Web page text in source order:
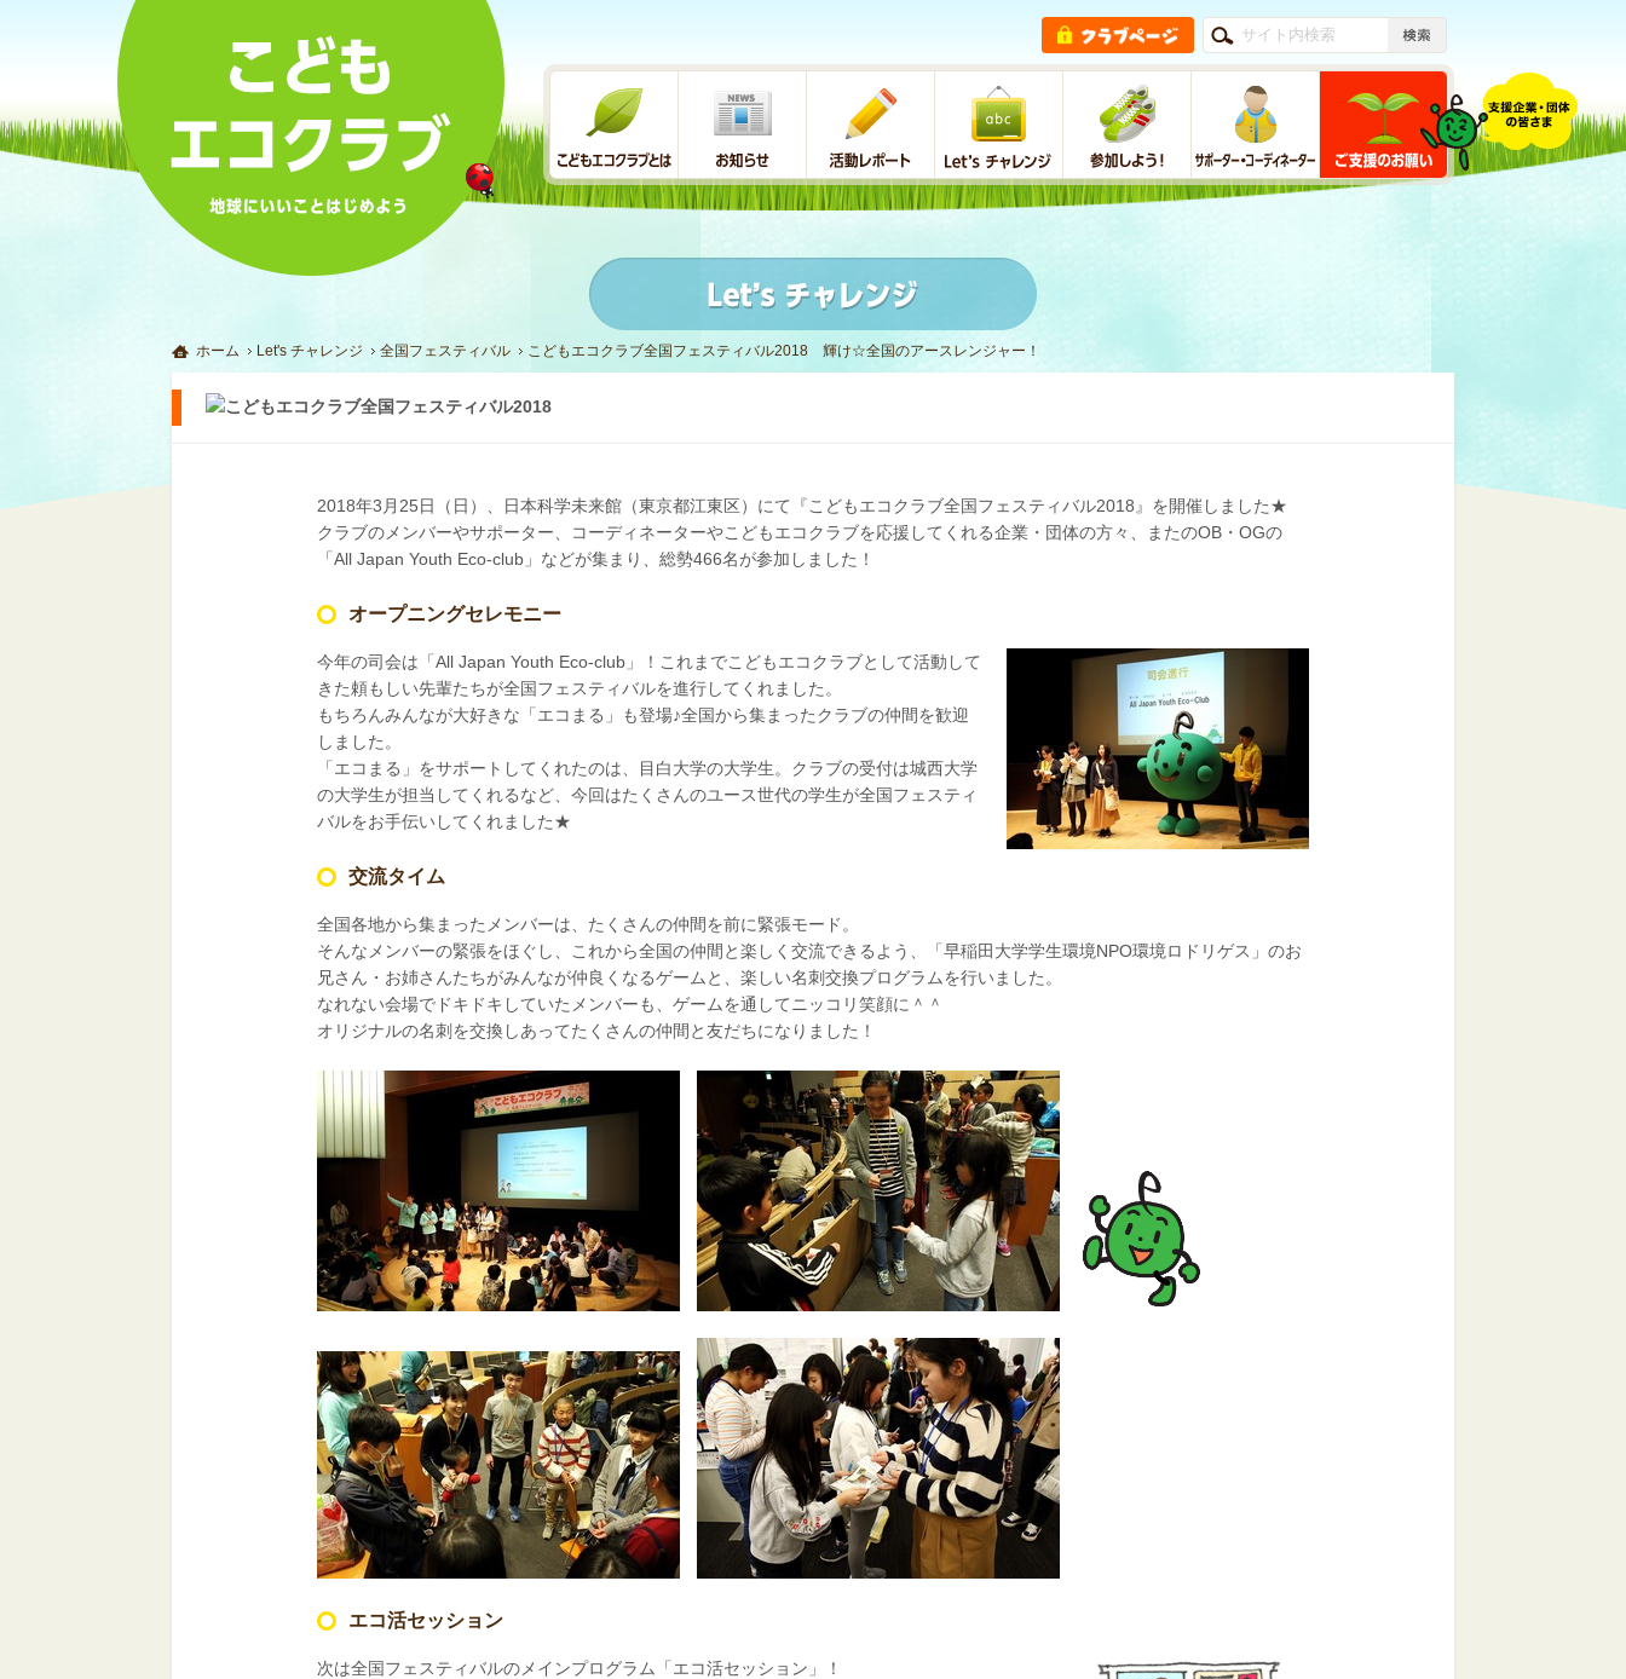
ホーム Let's チャレンジ 全国フェスティバル こどもエコクラブ全国フェスティバル2018 輝け☆全国のアースレンジャー！
2018年3月25日（日）、日本科学未来館（東京都江東区）にて『こどもエコクラブ全国フェスティバル2018』を開催しました★
クラブのメンバーやサポーター、コーディネーターやこどもエコクラブを応援してくれる企業・団体の方々、またのOB・OGの
「All Japan Youth Eco-club」などが集まり、総勢466名が参加しました！
オープニングセレモニー
今年の司会は「All Japan Youth Eco-club」！これまでこどもエコクラブとして活動して
きた頼もしい先輩たちが全国フェスティバルを進行してくれました。
もちろんみんなが大好きな「エコまる」も登場♪全国から集まったクラブの仲間を歓迎
しました。
「エコまる」をサポートしてくれたのは、目白大学の大学生。クラブの受付は城西大学
の大学生が担当してくれるなど、今回はたくさんのユース世代の学生が全国フェスティ
バルをお手伝いしてくれました★
交流タイム
全国各地から集まったメンバーは、たくさんの仲間を前に緊張モード。
そんなメンバーの緊張をほぐし、これから全国の仲間と楽しく交流できるよう、「早稲田大学学生環境NPO環境ロドリゲス」のお
兄さん・お姉さんたちがみんなが仲良くなるゲームと、楽しい名刺交換プログラムを行いました。
なれない会場でドキドキしていたメンバーも、ゲームを通してニッコリ笑顔に＾＾
オリジナルの名刺を交換しあってたくさんの仲間と友だちになりました！
エコ活セッション
次は全国フェスティバルのメインプログラム「エコ活セッション」！